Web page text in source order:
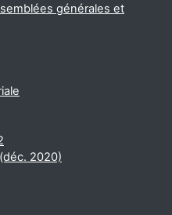
générales et
2020)